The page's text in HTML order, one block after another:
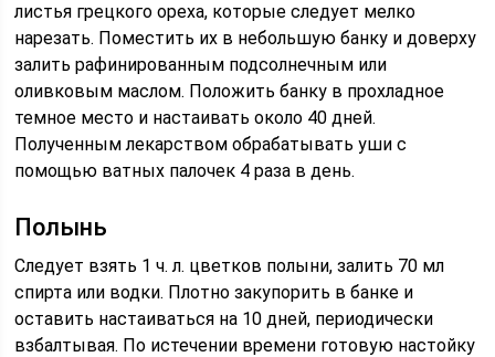
листья грецкого ореха, которые следует мелко
нарезать. Поместить их в небольшую банку и доверху
залить рафинированным подсолнечным или
оливковым маслом. Положить банку в прохладное
темное место и настаивать около 40 дней.
Полученным лекарством обрабатывать уши с
помощью ватных палочек 4 раза в день.
Полынь
Следует взять 1 ч. л. цветков полыни, залить 70 мл
спирта или водки. Плотно закупорить в банке и
оставить настаиваться на 10 дней, периодически
взбалтывая. По истечении времени готовую настойку